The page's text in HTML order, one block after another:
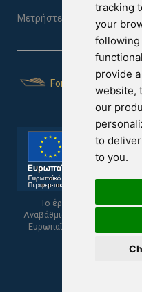
tracking
your
following
provide
website,
our
to
to you.
Μετρήστε την ποιότητα
For Yachts
Το έργο υποβλήθηκε
Αναβάθμισης των
Ευρωπαϊκό Ταμείο